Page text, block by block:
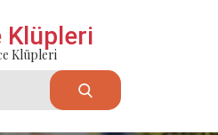
Klüpleri
Klüpleri